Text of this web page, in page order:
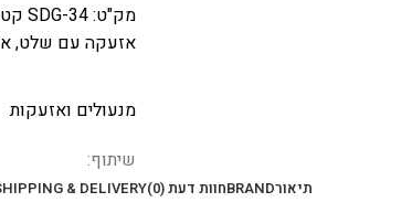
מק"ט:SDG-34
אזעקה עם שלט,
מנעולים ואזעקות
שיתוף:
תיאורBRANDחוות דעת (0) & DELIVERY